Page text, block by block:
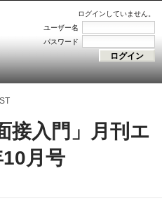
ログインしていません。
ユーザー名
パスワード
接入門」月刊エ
月号